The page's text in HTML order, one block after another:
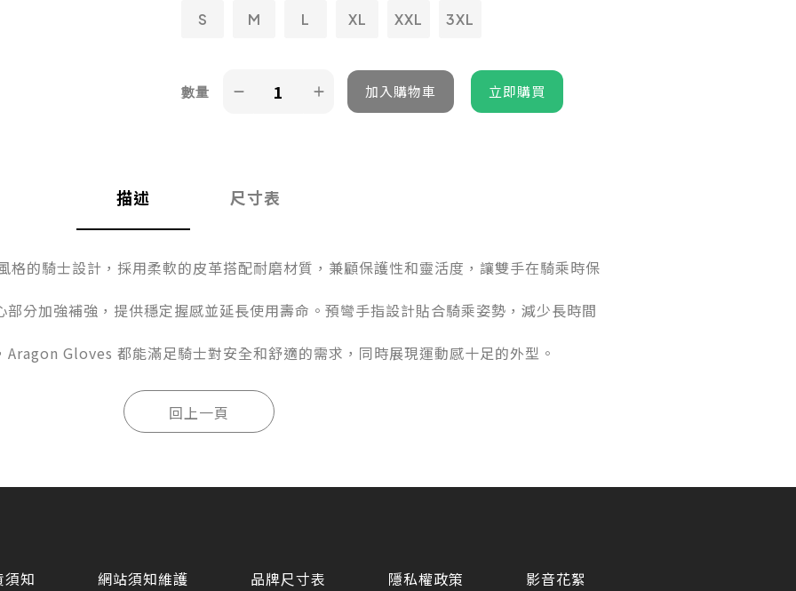
S M L XL XXL 3XL
數量
描述 尺寸表
的騎士設計，採用柔軟的皮革搭配耐磨材質，兼顧保護性和靈活度，讓雙手在騎乘時保
分加強補強，提供穩定握感並延長使用壽命。預彎手指設計貼合騎乘姿勢，減少長時間
Gloves 都能滿足騎士對安全和舒適的需求，同時展現運動感十足的外型。
須知 網站須知維護 品牌尺寸表 隱私權政策 影音花絮